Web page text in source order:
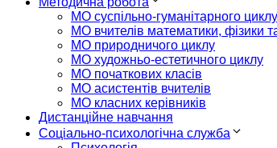
МО суспільно-гуманітарного циклу
МО вчителів математики, фізики
МО природничого циклу
МО художньо-естетичного циклу
МО початкових класів
МО асистентів вчителів
МО класних керівників
Дистанційне навчання
Соціально-психологічна служба